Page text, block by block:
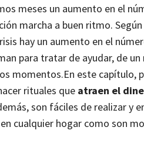
meses un aumento en el
marcha a buen ritmo.
hay un aumento en el
para tratar de ayudar, de
momentos.En este capítulo,
rituales que atraen el
son fáciles de realizar y
cualquier hogar como son